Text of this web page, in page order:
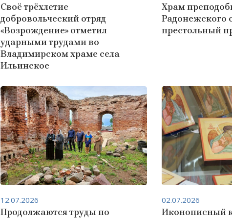
Своё трёхлетие
добровольческий отряд
«Возрождение» отметил
ударными трудами во
Владимирском храме села
Ильинское
Храм
Радонежского
престольный
Продолжаются труды по
12.07.2026
Иконописный
02.07.2026